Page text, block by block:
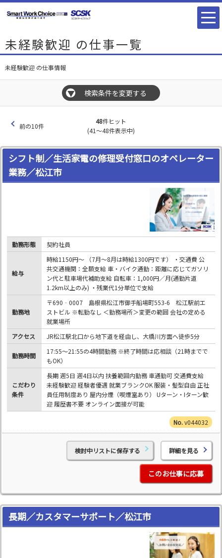
未経験歓迎 の仕事一覧
未経験歓迎 の仕事情報
▼ 検索条件を変更する
前の10件
48件ヒット
(41～48件表示中)
シフト制／生活家電の修理受付窓口のオペレーター
業務／松江市
勤務形態 契約社員
給与
時給1150円～ （7月～8月は時給1300円です） ・交通費 公
共交通機関：全額支給 車・バイク通勤：距離に応じてガソリ
ン代と駐車場代補助支給 自転車：1,000円／月(通勤片道
1.2km以上のみ) ・残業代1分単位で支給
勤務地
〒690‐0007 島根県松江市御手船場町553-6 松江駅前エ
ストビル ※転勤なし ＜勤務場所＞変更の範囲 会社の定める
就業場所
アクセス
JR松江駅北口から地下道を経由し、大橋川方面へ徒歩5分
勤務時間
17:55～21:55の4時間勤務 ※終了時間は応相談（21時までで
もOK）
こだわり
条件
長期 週5日 週4日以内 扶養範囲内勤務 車通勤可 交通費支給
未経験歓迎 経験者優遇 就業ブランクOK 服装・髪型自由 正社
員任用制度あり 屋内分煙（喫煙室あり） Uターン・Iターン歓
迎 履歴書不要 オンライン面接が可能
v044032
検討中リストに保存する 詳細を見る
このお仕事に応募
長期／カスタマーサポート／松江市